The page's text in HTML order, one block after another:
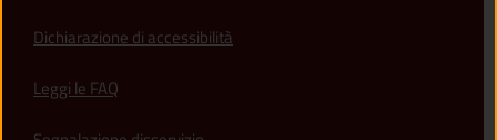
Dichiarazione di accessibilità
Leggi le FAQ